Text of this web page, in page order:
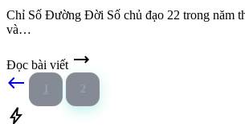
Chỉ Số Đường Đời Số chủ đạo 22 trong năm
và…
Đọc bài viết trending_flat
west
1 2
bolt